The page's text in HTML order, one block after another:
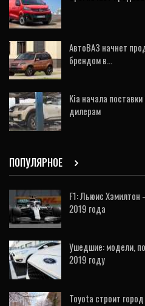
АвтоВАЗ начнет
брендом в…
Kia начала
дилерам
ПОПУЛЯРНОЕ
F1: Льюис Хэмилтон
2019 года
Ушедшие: модели,
2019 году
Toyota строит